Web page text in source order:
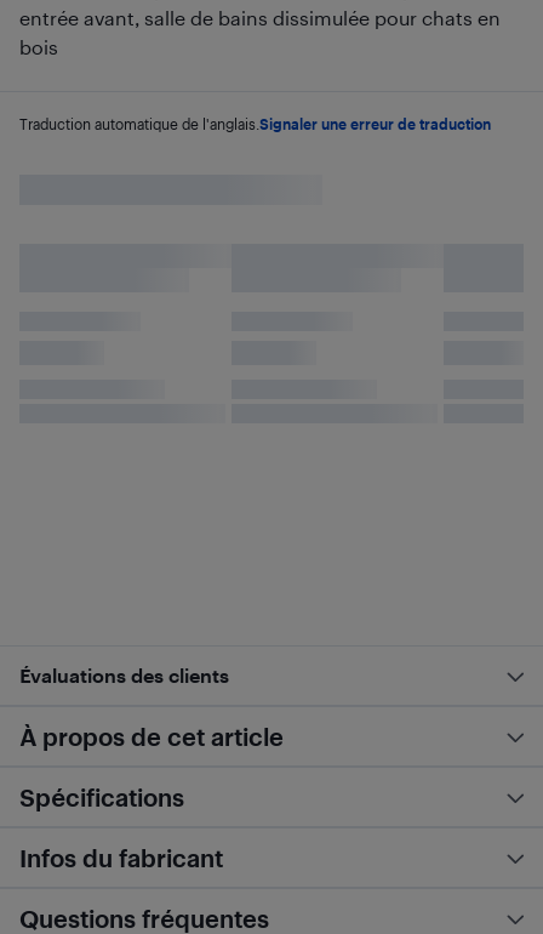
entrée avant, salle de bains dissimulée pour chats en
bois
Traduction automatique de l'anglais. Signaler une erreur de traduction
Évaluations des clients
À propos de cet article
Spécifications
Infos du fabricant
Questions fréquentes